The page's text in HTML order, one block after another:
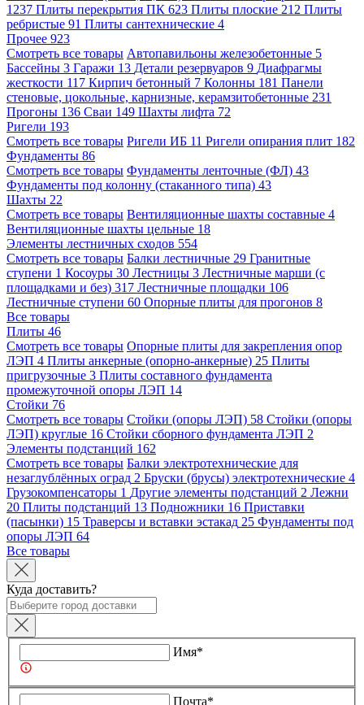
1237 Плиты перекрытия ПК 623 Плиты плоские 212 Плиты
ребристые 91 Плиты сантехнические 4
Прочее 923
Смотреть все товары Автопавильоны железобетонные 5
Бассейны 3 Гаражи 13 Детали резервуаров 9 Диафрагмы
жесткости 117 Кирпич бетонный 7 Колонны 181 Панели
стеновые, цокольные, карнизные, керамзитобетонные 231
Прогоны 136 Сваи 149 Шахты лифта 72
Ригели 193
Смотреть все товары Ригели ИБ 11 Ригели опирания плит 182
Фундаменты 86
Смотреть все товары Фундаменты ленточные (ФЛ) 43
Фундаменты под колонну (стаканного типа) 43
Шахты 22
Смотреть все товары Вентиляционные шахты составные 4
Вентиляционные шахты цельные 18
Элементы лестничных сходов 554
Смотреть все товары Балки лестничные 29 Гранитные
ступени 1 Косоуры 30 Лестницы 3 Лестничные марши (с
площадками и без) 317 Лестничные площадки 106
Лестничные ступени 60 Опорные плиты для прогонов 8
Все товары
Плиты 46
Смотреть все товары Опорные плиты для закрепления опор
ЛЭП 4 Плиты анкерные (опорно-анкерные) 25 Плиты
пригрузочные 3 Плиты составного фундамента
промежуточной опоры ЛЭП 14
Стойки 76
Смотреть все товары Стойки (опоры ЛЭП) 58 Стойки (опоры
ЛЭП) круглые 16 Стойки сборного фундамента ЛЭП 2
Элементы подстанций 162
Смотреть все товары Балки электротехнические для
незаглублённых оград 2 Бруски (брусы) электротехнические 4
Грузокомпенсаторы 1 Другие элементы подстанций 2 Лежни
20 Плиты подстанций 13 Подножники 16 Приставки
(пасынки) 15 Траверсы и вставки эстакад 25 Фундаменты под
опоры ЛЭП 64
Все товары
Куда доставить?
Имя*
Почта*